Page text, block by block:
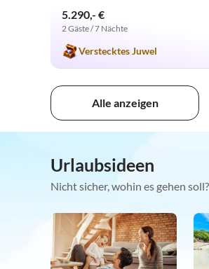
5.290,- €
2 Gäste / 7 Nächte
Verstecktes Juwel
Alle anzeigen
Urlaubsideen
Nicht sicher, wohin es gehen